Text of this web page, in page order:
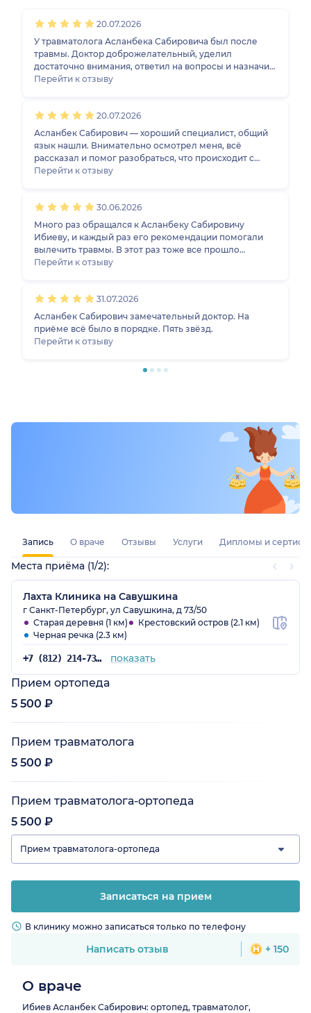
Запись О враче Отзывы Услуги Дипломы и
Места приёма (1/2):
Лахта Клиника на Савушкина
г Санкт-Петербург, ул Савушкина, д 73/50
Старая деревня (1 км)
Крестовский остров (2.1 км)
Черная речка (2.3 км)
+7 (812) 214-73-59 показать
Прием ортопеда
5 500 ₽
Прием травматолога
5 500 ₽
Прием травматолога-ортопеда
5 500 ₽
Прием травматолога-ортопеда
Записаться на прием
В клинику можно записаться только по телефону
Написать отзыв + 150
20.07.2026
У травматолога Асланбека Сабировича был после
травмы. Доктор доброжелательный, уделил
достаточно внимания, ответил на вопросы и назначил
лечение. Ударно-волновая терапия помогла уже
Перейти к отзыву
20.07.2026
Асланбек Сабирович — хороший специалист, общий
язык нашли. Внимательно осмотрел меня, всё
рассказал и помог разобраться, что происходит с
коленом. Проблема полностью не решается, но
Перейти к отзыву
30.06.2026
Много раз обращался к Асланбеку Сабировичу
Ибиеву, и каждый раз его рекомендации помогали
вылечить травмы. В этот раз тоже все прошло
отлично.
Перейти к отзыву
31.07.2026
Асланбек Сабирович замечательный доктор. На
приёме всё было в порядке. Пять звёзд.
Перейти к отзыву
О враче
Ибиев Асланбек Сабирович: ортопед, травматолог,